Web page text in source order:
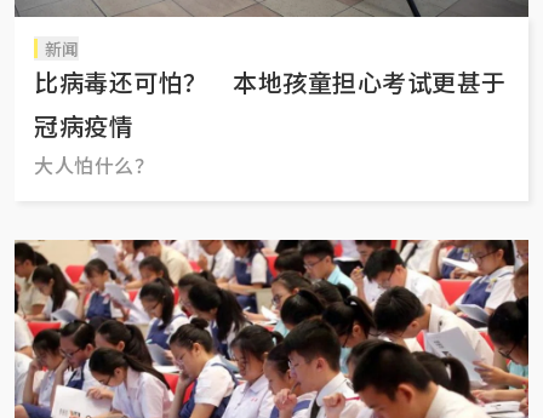
新闻
比病毒还可怕？ 本地孩童担心考试更甚于
冠病疫情
大人怕什么？